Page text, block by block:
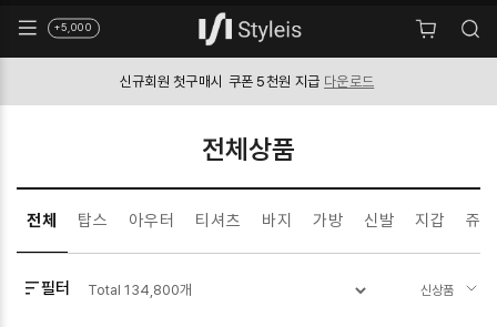
+5,000
신규회원 첫구매시 쿠폰 5천원 지급 다운로드
전체상품
전체 탑스 아우터 티셔츠 바지 가방 신발 지갑 쥬
필터 Total 134,800개